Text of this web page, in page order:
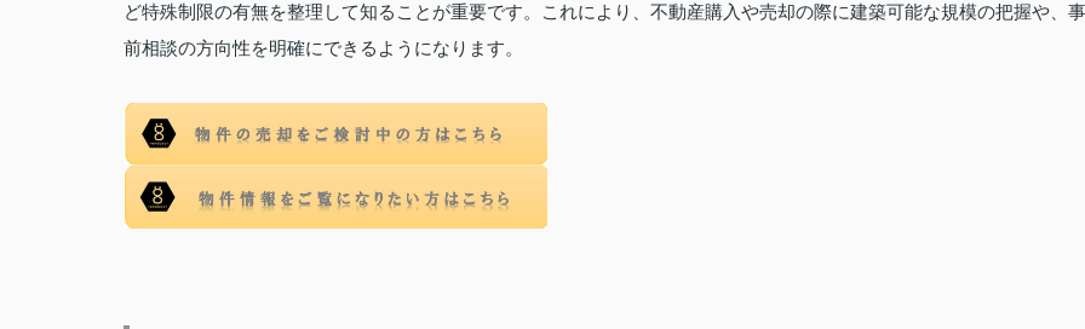
ど特殊制限の有無を整理して知ることが重要です。これにより、不動産購入や売却の際に建築可能な規模の把握や、事
前相談の方向性を明確にできるようになります。